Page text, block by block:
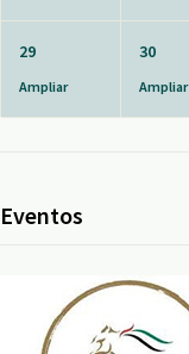
29
Ampliar
30
Ampliar
Eventos